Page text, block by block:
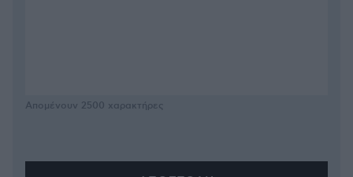
Απομένουν 2500 χαρακτήρες